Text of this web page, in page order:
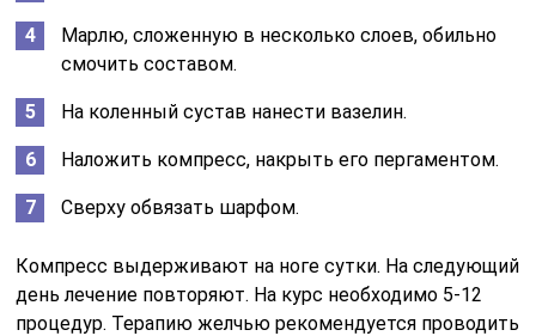
Марлю, сложенную в несколько слоев, обильно
смочить составом.
На коленный сустав нанести вазелин.
Наложить компресс, накрыть его пергаментом.
Сверху обвязать шарфом.
Компресс выдерживают на ноге сутки. На следующий
день лечение повторяют. На курс необходимо 5-12
процедур. Терапию желчью рекомендуется проводить